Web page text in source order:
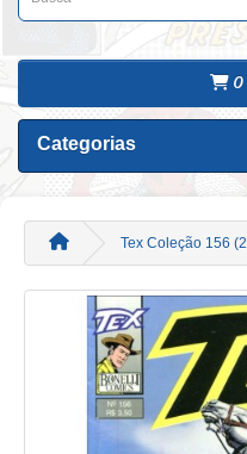
Categorias
Tex Coleção 156